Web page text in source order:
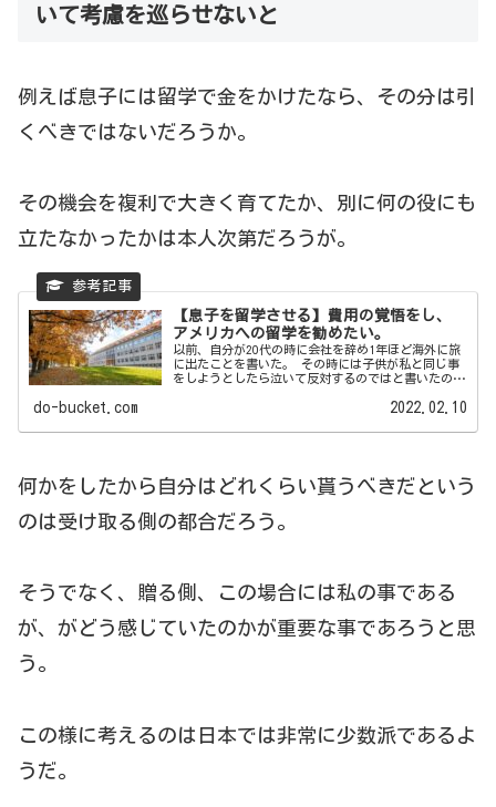
いて考慮を巡らせないと
例えば息子には留学で金をかけたなら、その分は引
くべきではないだろうか。
その機会を複利で大きく育てたか、別に何の役にも
立たなかったかは本人次第だろうが。
【息子を留学させる】費用の覚悟をし、
アメリカへの留学を勧めたい。
以前、自分が20代の時に会社を辞め1年ほど海外に旅
に出たことを書いた。 その時には子供が私と同じ事
をしようとしたら泣いて反対するのではと書いたのだ
do-bucket.com 2022.02.10
何かをしたから自分はどれくらい貰うべきだという
のは受け取る側の都合だろう。
そうでなく、贈る側、この場合には私の事である
が、がどう感じていたのかが重要な事であろうと思
う。
この様に考えるのは日本では非常に少数派であるよ
うだ。